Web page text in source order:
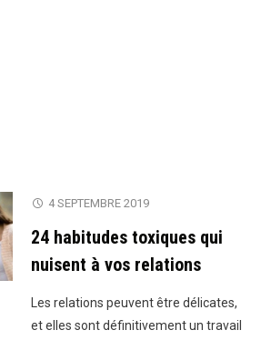
4 SEPTEMBRE 2019
24 habitudes toxiques qui
nuisent à vos relations
Les relations peuvent être délicates,
et elles sont définitivement un travail